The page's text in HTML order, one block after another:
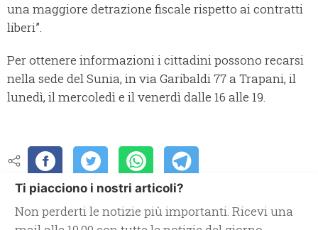
una maggiore detrazione fiscale rispetto ai contratti
liberi”.
Per ottenere informazioni i cittadini possono recarsi
nella sede del Sunia, in via Garibaldi 77 a Trapani, il
lunedì, il mercoledì e il venerdì dalle 16 alle 19.
Ti piacciono i nostri articoli?
Non perderti le notizie più importanti. Ricevi una